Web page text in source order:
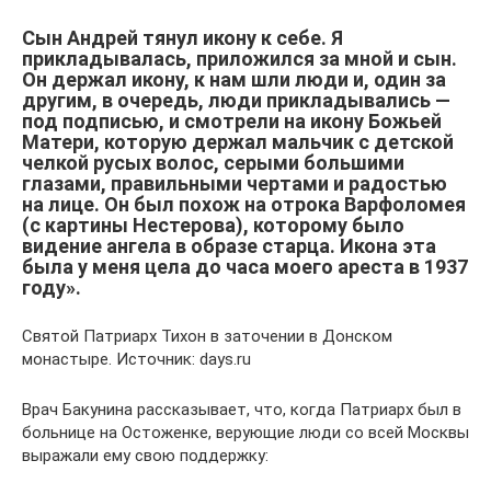
Сын Андрей тянул икону к себе. Я
прикладывалась, приложился за мной и сын.
Он держал икону, к нам шли люди и, один за
другим, в очередь, люди прикладывались —
под подписью, и смотрели на икону Божьей
Матери, которую держал мальчик с детской
челкой русых волос, серыми большими
глазами, правильными чертами и радостью
на лице. Он был похож на отрока Варфоломея
(с картины Нестерова), которому было
видение ангела в образе старца. Икона эта
была у меня цела до часа моего ареста в 1937
году».
Святой Патриарх Тихон в заточении в Донском
монастыре. Источник: days.ru
Врач Бакунина рассказывает, что, когда Патриарх был в
больнице на Остоженке, верующие люди со всей Москвы
выражали ему свою поддержку: